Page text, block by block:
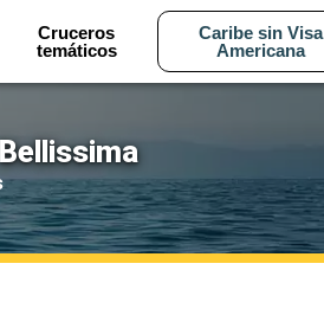
Cruceros
temáticos
Caribe sin Visa
Americana